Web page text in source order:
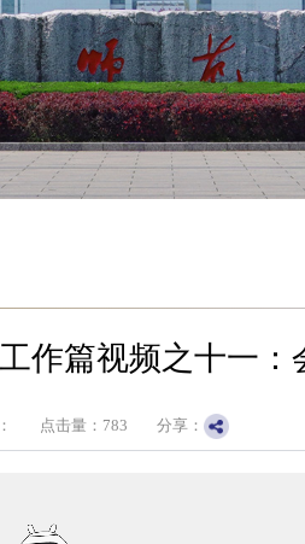
作篇视频之十一：
点击量： 783 分享：